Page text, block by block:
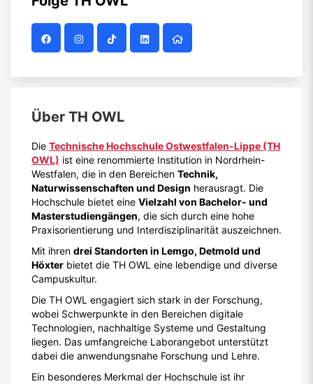
Über TH OWL
Die Technische Hochschule Ostwestfalen-Lippe (TH
OWL) ist eine renommierte Institution in Nordrhein-
Westfalen, die in den Bereichen Technik,
Naturwissenschaften und Design herausragt. Die
Hochschule bietet eine Vielzahl von Bachelor- und
Masterstudiengängen, die sich durch eine hohe
Praxisorientierung und Interdisziplinarität auszeichnen.
Mit ihren drei Standorten in Lemgo, Detmold und
Höxter bietet die TH OWL eine lebendige und diverse
Campuskultur.
Die TH OWL engagiert sich stark in der Forschung,
wobei Schwerpunkte in den Bereichen digitale
Technologien, nachhaltige Systeme und Gestaltung
liegen. Das umfangreiche Laborangebot unterstützt
dabei die anwendungsnahe Forschung und Lehre.
Ein besonderes Merkmal der Hochschule ist ihr